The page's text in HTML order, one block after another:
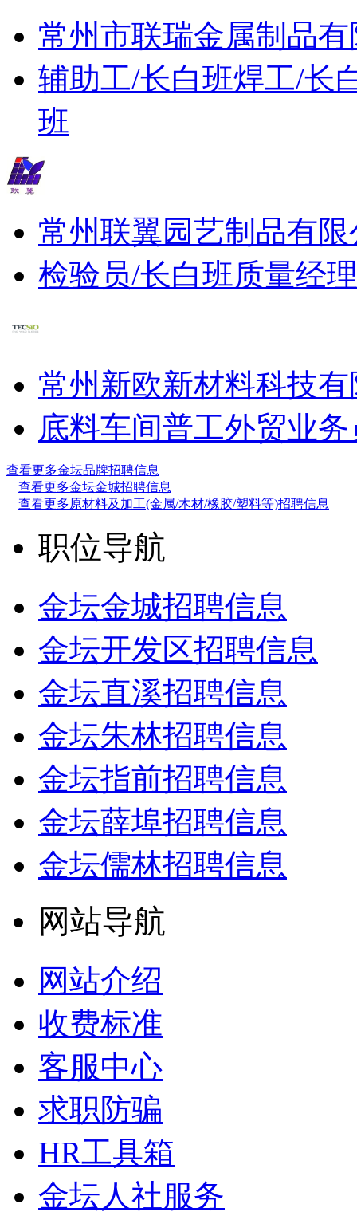
常州市联瑞金属制品
辅助工/长白班焊工/长
班
常州联翼园艺制品有限
检验员/长白班质量经理
常州新欧新材料科技
底料车间普工外贸业务
查看更多金坛品牌招聘信息
查看更多金坛金城招聘信息
查看更多原材料及加工(金属/木材/橡胶/塑料等)招聘信息
职位导航
金坛金城招聘信息
金坛开发区招聘信息
金坛直溪招聘信息
金坛朱林招聘信息
金坛指前招聘信息
金坛薛埠招聘信息
金坛儒林招聘信息
网站导航
网站介绍
收费标准
客服中心
求职防骗
HR工具箱
金坛人社服务